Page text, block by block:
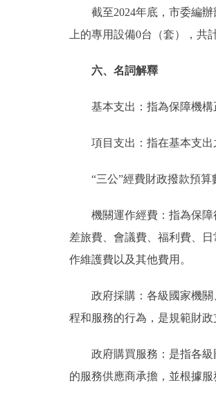
截至2024年底，市委編辦
上的專用設備0台（套），
六、名詞解釋
基本支出：指為保障機構
項目支出：指在基本支出
“三公”經費財政撥款預算
機關運作經費：指為保障
差旅費、會議費、福利費、
作維護費以及其他費用。
政府採購：各級國家機關
程和服務的行為，是規範財
政府購買服務：是指各級
的服務供應商承擔，並根據